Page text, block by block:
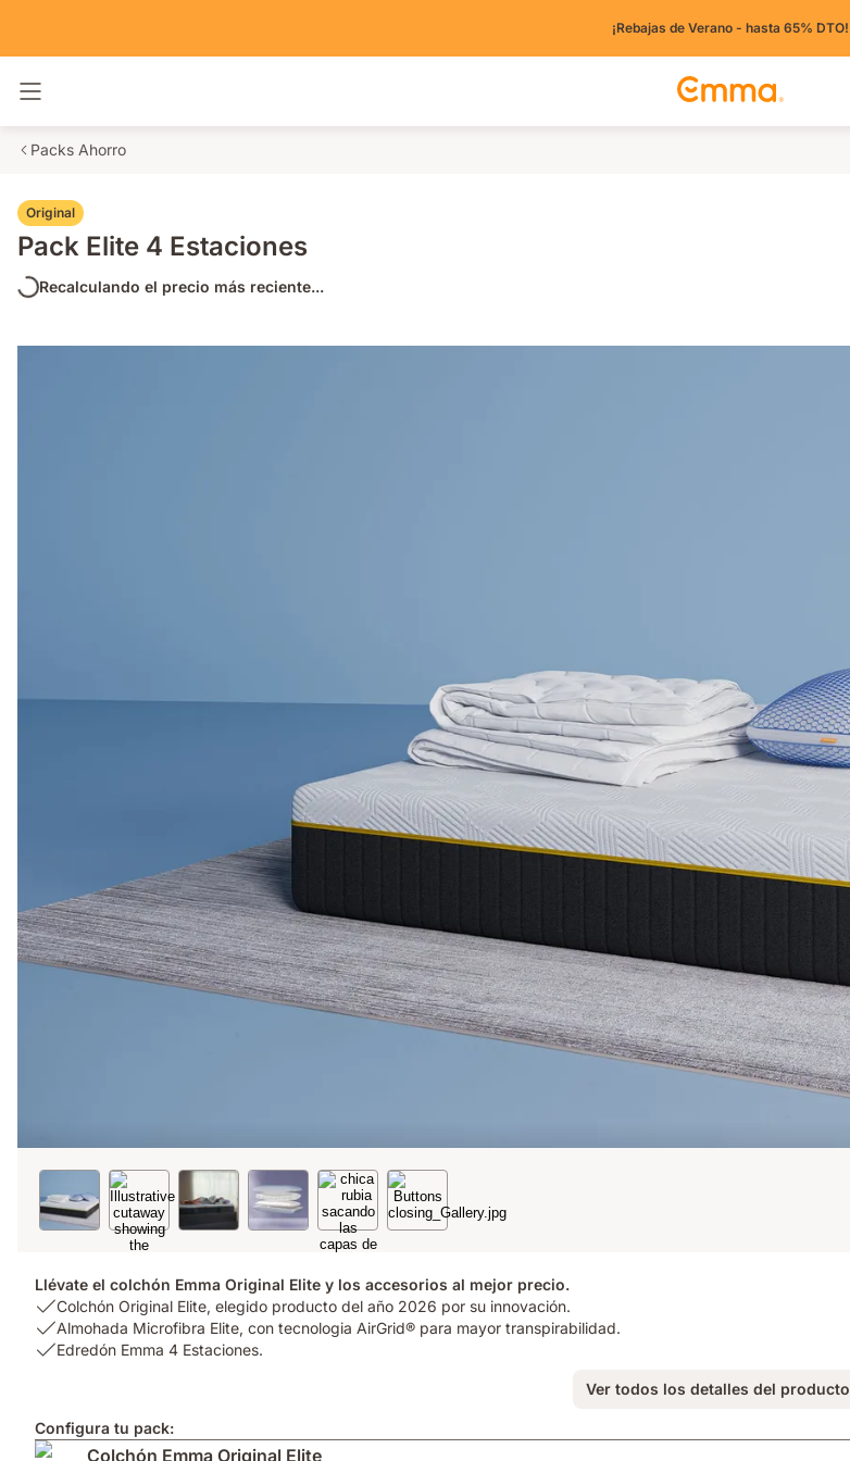
¡Rebajas de Verano - hasta 65% DTO!
Packs Ahorro
Original
Pack Elite 4 Estaciones
Recalculando el precio más reciente...
Llévate el colchón Emma Original Elite y los accesorios al mejor precio.
USP
1:
Colchón
producto
del
Colchón Original Elite, elegido producto del año 2026 por su innovación.
USP
2:
con
tecnologia
Almohada Microfibra Elite, con tecnologia AirGrid® para mayor transpirabilidad.
USP
4
Estaciones.
Edredón Emma 4 Estaciones.
Ver todos los detalles del producto
Configura tu pack:
Colchón Emma Original Elite